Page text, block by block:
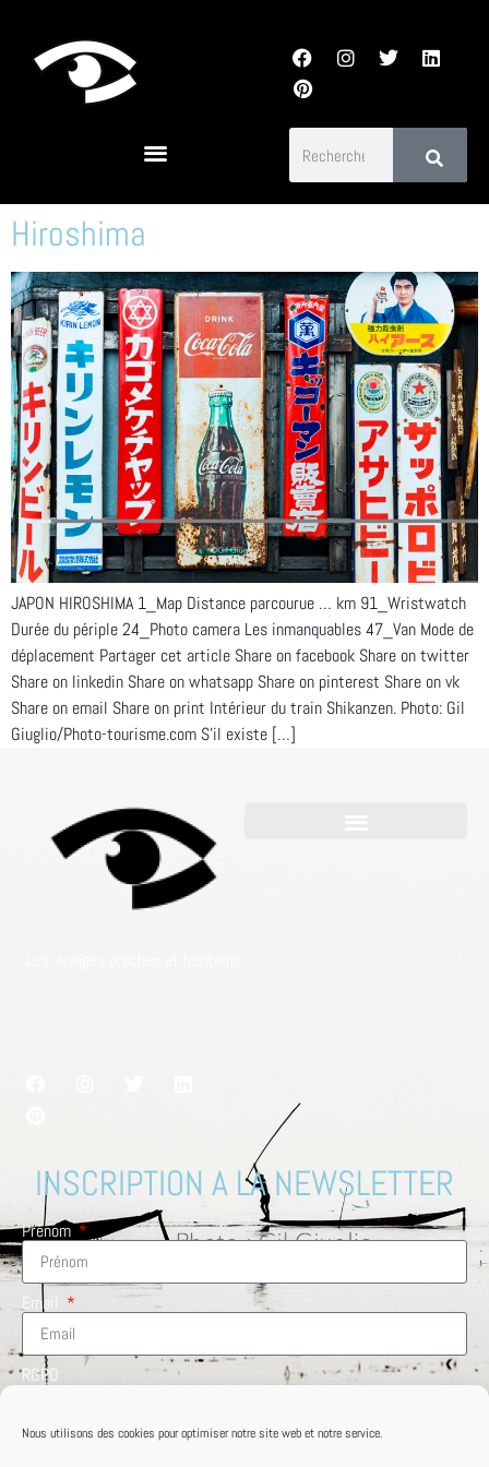
Nous utilisons des cookies pour optimiser notre site web et notre service.
Hiroshima
JAPON HIROSHIMA 1_Map Distance parcourue … km 91_Wristwatch
Durée du périple 24_Photo camera Les inmanquables 47_Van Mode de
déplacement Partager cet article Share on facebook Share on twitter
Share on linkedin Share on whatsapp Share on pinterest Share on vk
Share on email Share on print Intérieur du train Shikanzen. Photo: Gil
Giuglio/Photo-tourisme.com S’il existe […]
INSCRIPTION A LA NEWSLETTER
Prénom
Email
RGPD
informations de la part de VoyagesMag.com